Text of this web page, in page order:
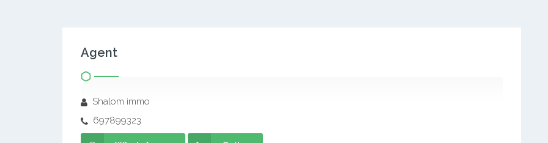
Agent
Shalom immo
697899323